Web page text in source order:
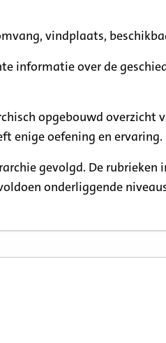
vindplaats,
informatie over de
opgebouwd overzicht
enige oefening en ervaring.
gevolgd. De
onderliggende